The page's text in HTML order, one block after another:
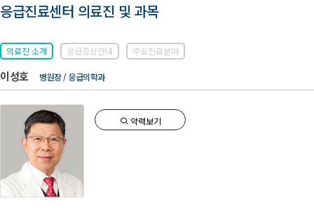
응급진료센터 의료진 및 과목
의료진 소개 응급증상안내 주요진료분야
이성호 병원장 / 응급의학과
약력보기